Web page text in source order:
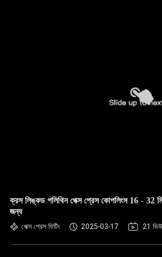
ক্রস লিঙ্কড পলিথিন পেক্স প্রেস কোপলিংস 16 - 32
জন্য
পেক্স প্রেস ফিটিং 2025-03-17 21 ভিউ